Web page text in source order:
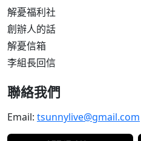
解憂福利社
創辦人的話
解憂信箱
李組長回信
聯絡我們
Email: tsunnylive@gmail.com